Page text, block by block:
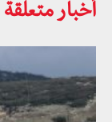
أخبار متعلقة